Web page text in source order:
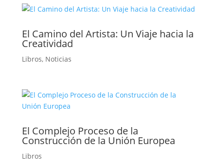
El Camino del Artista: Un Viaje hacia la
Creatividad
Libros, Noticias
El Complejo Proceso de la
Construcción de la Unión Europea
Libros